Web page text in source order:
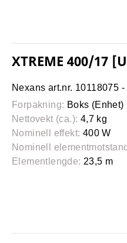
XTREME 400/17
Nexans art.nr. 10118075
Forpakning: Boks (Enhet)
Nettovekt (ca.): 4,7 kg
Nominell effekt: 400 W
Nominell
Elementlengde: 23,5 m